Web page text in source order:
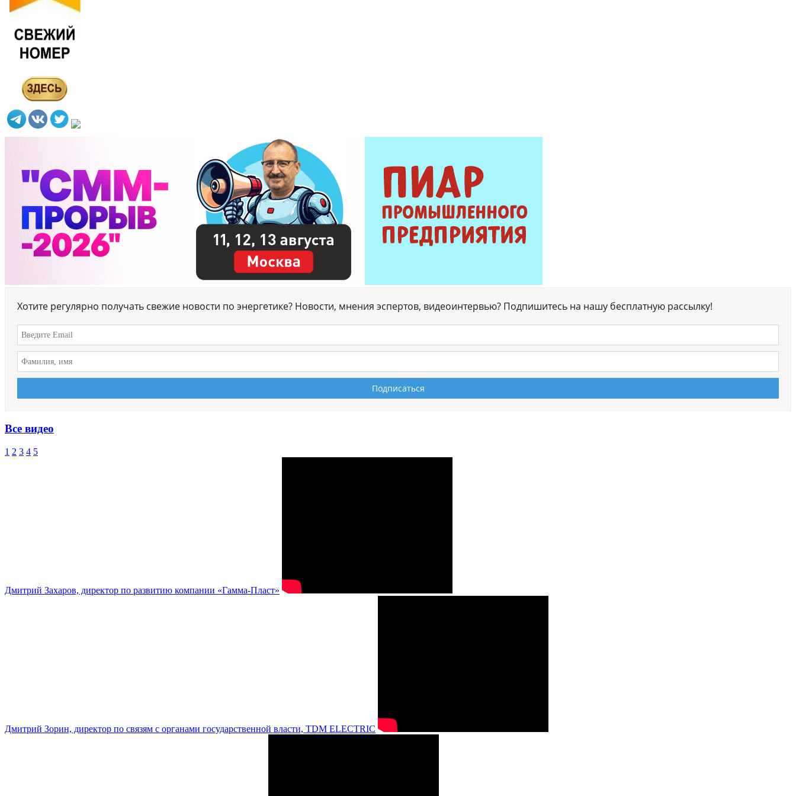
Хотите регулярно получать свежие новости по энергетике? Новости, мнения эспертов, видеоинтервью? Подпишитесь на нашу бесплатную рассылку!
Все видео
1 2 3 4 5
Дмитрий Захаров, директор по развитию компании «Гамма-Пласт»
Дмитрий Зорин, директор по связям с органами государственной власти, TDM ELECTRIC